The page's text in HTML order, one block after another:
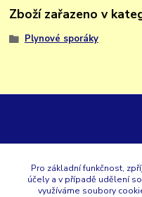
Zboží zařazeno v
Plynové sporáky
+420 353 567 257
Pro základní funkčnost,
účely a v případě udělení
využíváme soubory